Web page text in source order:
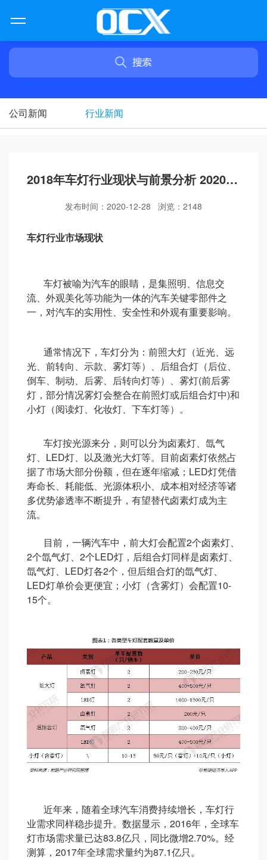
公司新闻 行业新闻
2018年车灯行业现状与前景分析 2020年市场空间将达590亿【组图】
发布时间：2020-12-28 浏览：2148
车灯行业市场现状
车灯被喻为汽车的眼睛，是集照明、信息交
流、外观美化等功能为一体的汽车关键零部件之
一，对汽车的实用性、安全性和外观有重要影响。
通常情况下，车灯分为：前照大灯（近光、远
光、前转向、示款、雾灯等）、后组合灯（后位、
倒车、制动、后雾、后转向灯等）、雾灯(前后雾
灯，部分情况雾灯会整合在前照灯或后组合灯中)和
小灯（阅读灯、化妆灯、下车灯等）。
车灯按光源来分，则可以分为卤素灯、氙气
灯、LED灯、以及激光大灯等。目前卤素灯依然占
据了市场大部分份额，但在逐年缩减；LED灯凭借
寿命长、耗能低、光源体积小、成本相对经济等诸
多优势渗透率不断提升，有望替代卤素灯成为主
流。
目前，一辆汽车中，前大灯会配置2个卤素灯、
2个氙气灯、2个LED灯，后组合灯同样是卤素灯、
氙气灯、LED灯各2个，但后组合灯的氙气灯、
LED灯单价会更便宜；小灯（含雾灯）会配置10-
15个。
近年来，随着全球汽车消费持续增长，车灯行
业需求同样稳步提升。数据显示，2016年，全球车
灯市场需求量已达83.8亿只，同比微增2.70%。经
测算，2017年全球需求量约为87.1亿只。